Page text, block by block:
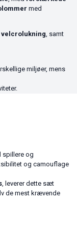
med
, samt
miljøer, mens
spillere og
og camouflage
, leverer dette sæt
de mest krævende